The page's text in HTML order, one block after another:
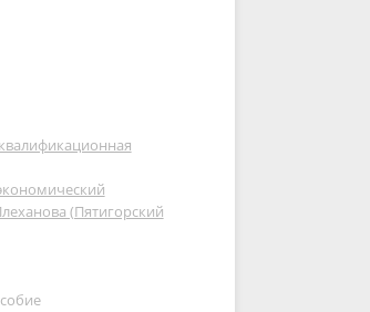
(Пятигорский